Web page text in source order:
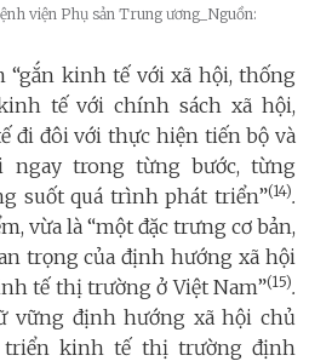
viện Phụ sản Trung ương_Nguồn:
“gắn kinh tế với xã hội, thống
tế với chính sách xã hội,
đi đôi với thực hiện tiến bộ và
ngay trong từng bước, từng
suốt quá trình phát triển”(14).
vừa là “một đặc trưng cơ bản,
trọng của định hướng xã hội
tế thị trường ở Việt Nam”(15).
vững định hướng xã hội chủ
kinh tế thị trường định